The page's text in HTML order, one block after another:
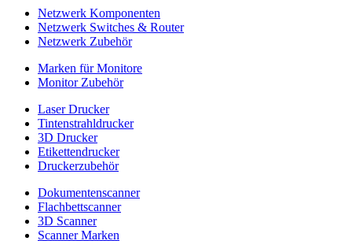
Netzwerk Komponenten
Netzwerk Switches & Router
Netzwerk Zubehör
Marken für Monitore
Monitor Zubehör
Laser Drucker
Tintenstrahldrucker
3D Drucker
Etikettendrucker
Druckerzubehör
Dokumentenscanner
Flachbettscanner
3D Scanner
Scanner Marken